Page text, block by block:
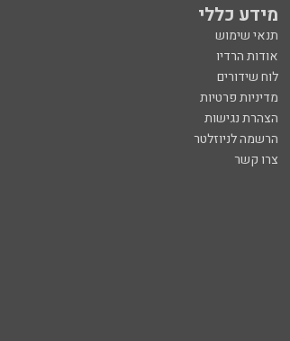
מידע כללי
תנאי שימוש
אודות הרדיו
לוח שידורים
מדיניות פרטיות
הצהרת נגישות
הרשמה לניוזלטר
צרו קשר